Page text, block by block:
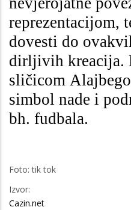
reprezentacijom,
dovesti do
dirljivih kreacija.
sličicom
simbol nade i
bh. fudbala.
Foto: tik tok
Izvor:
Cazin.net